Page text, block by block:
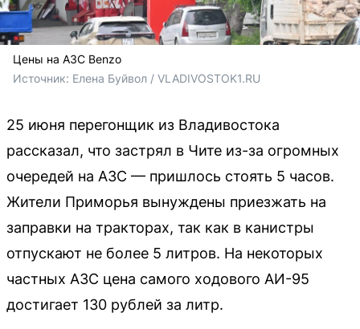
Цены на АЗС Benzo
Источник: Елена Буйвол / VLADIVOSTOK1.RU
25 июня перегонщик из Владивостока
рассказал, что застрял в Чите из-за огромных
очередей на АЗС — пришлось стоять 5 часов.
Жители Приморья вынуждены приезжать на
заправки на тракторах, так как в канистры
отпускают не более 5 литров. На некоторых
частных АЗС цена самого ходового АИ-95
достигает 130 рублей за литр.